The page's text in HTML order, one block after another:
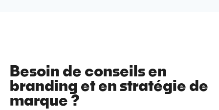
Besoin de conseils en
branding et en stratégie de
marque ?